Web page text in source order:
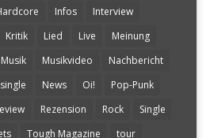
Infos
Interview
Kritik Lied Live
Meinung
Musik Musikvideo
Nachbericht
News Oi!
Pop-Punk
Rezension Rock
Single
Tough Magazine tour